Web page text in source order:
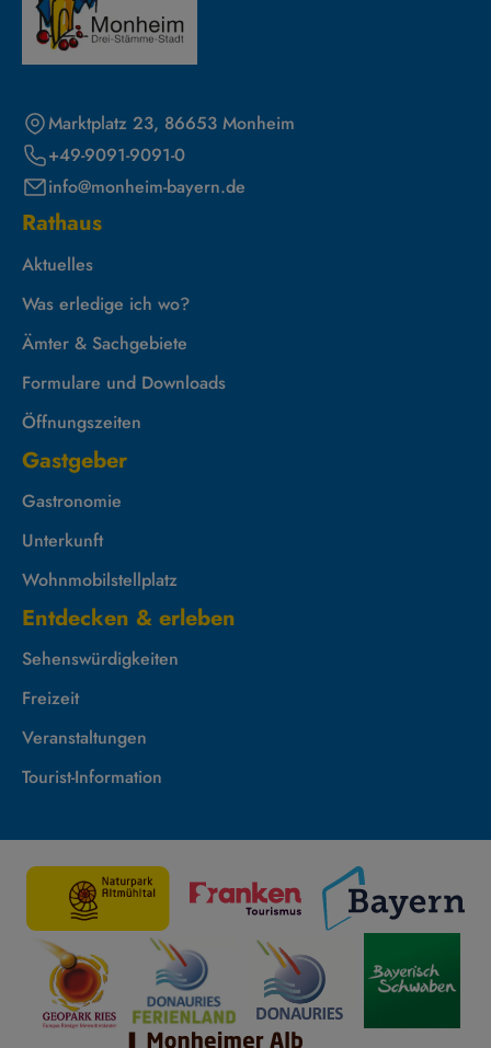
Marktplatz 23, 86653 Monheim
+49-9091-9091-0
info@monheim-bayern.de
Rathaus
Aktuelles
Was erledige ich wo?
Ämter & Sachgebiete
Formulare und Downloads
Öffnungszeiten
Gastgeber
Gastronomie
Unterkunft
Wohnmobilstellplatz
Entdecken & erleben
Sehenswürdigkeiten
Freizeit
Veranstaltungen
Tourist-Information